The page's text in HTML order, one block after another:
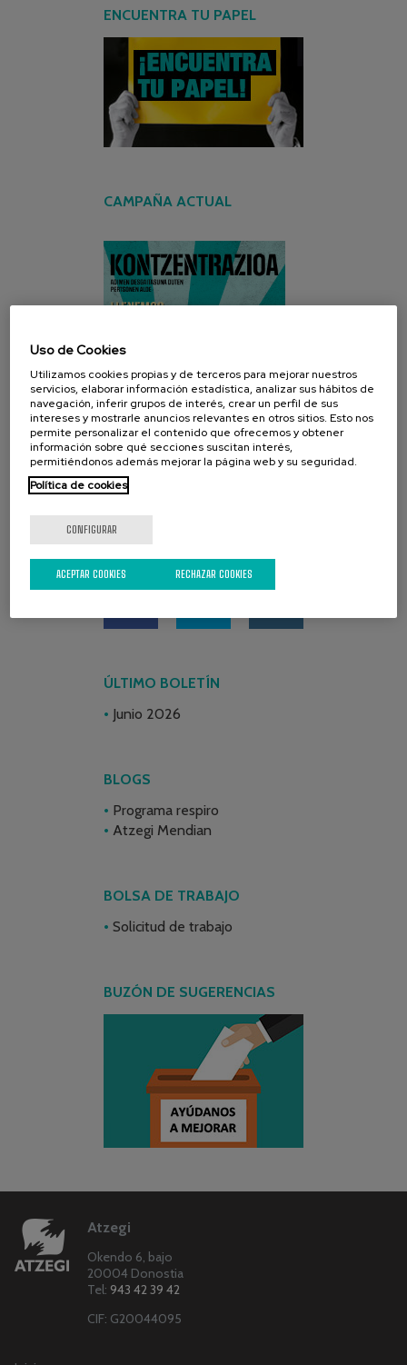
ENCUENTRA TU PAPEL
CAMPAÑA ACTUAL
ÚLTIMO BOLETÍN
Junio 2026
BLOGS
Programa respiro
Atzegi Mendian
BOLSA DE TRABAJO
Solicitud de trabajo
BUZÓN DE SUGERENCIAS
Atzegi
Okendo 6, bajo
20004 Donostia
Tel: 943 42 39 42
CIF: G20044095
Uso de Cookies
Utilizamos cookies propias y de terceros para mejorar nuestros
servicios, elaborar información estadística, analizar sus hábitos de
navegación, inferir grupos de interés, crear un perfil de sus
intereses y mostrarle anuncios relevantes en otros sitios. Esto nos
permite personalizar el contenido que ofrecemos y obtener
información sobre qué secciones suscitan interés,
permitiéndonos además mejorar la página web y su seguridad.
Política de cookies
CONFIGURAR
RECHAZAR COOKIES
ACEPTAR COOKIES